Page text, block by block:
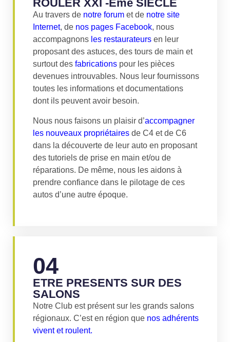
ROULER XXI -ème SIECLE
Au travers de notre forum et de notre site
Internet, de nos pages Facebook, nous
accompagnons les restaurateurs en leur
proposant des astuces, des tours de main et
surtout des fabrications pour les pièces
devenues introuvables. Nous leur fournissons
toutes les informations et documentations
dont ils peuvent avoir besoin.
Nous nous faisons un plaisir d’accompagner
les nouveaux propriétaires de C4 et de C6
dans la découverte de leur auto en proposant
des tutoriels de prise en main et/ou de
réparations. De même, nous les aidons à
prendre confiance dans le pilotage de ces
autos d’une autre époque.
04
ETRE PRESENTS SUR DES
SALONS
Notre Club est présent sur les grands salons
régionaux. C’est en région que nos adhérents
vivent et roulent.